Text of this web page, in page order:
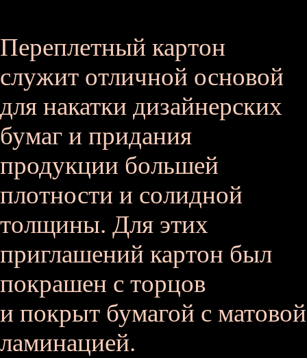
Переплетный картон
служит отличной основой
для накатки дизайнерских
бумаг и придания
продукции большей
плотности и солидной
толщины. Для этих
приглашений картон был
покрашен с торцов
и покрыт бумагой с матовой
ламинацией.